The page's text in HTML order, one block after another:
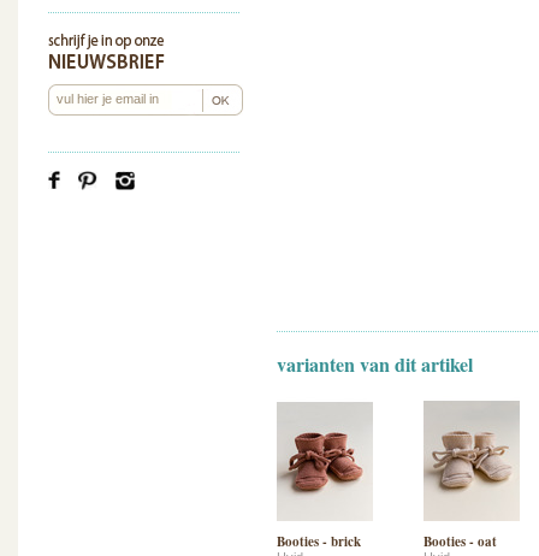
varianten van dit artikel
Booties - brick Booties - oat